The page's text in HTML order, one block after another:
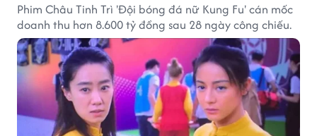
Phim Châu Tinh Trì 'Đội bóng đá nữ Kung Fu' cán mốc
doanh thu hơn 8.600 tỷ đồng sau 28 ngày công chiếu.